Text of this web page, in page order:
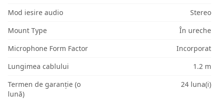
Mod iesire audio
Stereo
Mount Type
În ureche
Microphone Form Factor
Incorporat
Lungimea cablului
1.2 m
Termen de garanție (o
lună)
24 luna(i)